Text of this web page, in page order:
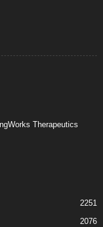
Therapeutics
2251
2076